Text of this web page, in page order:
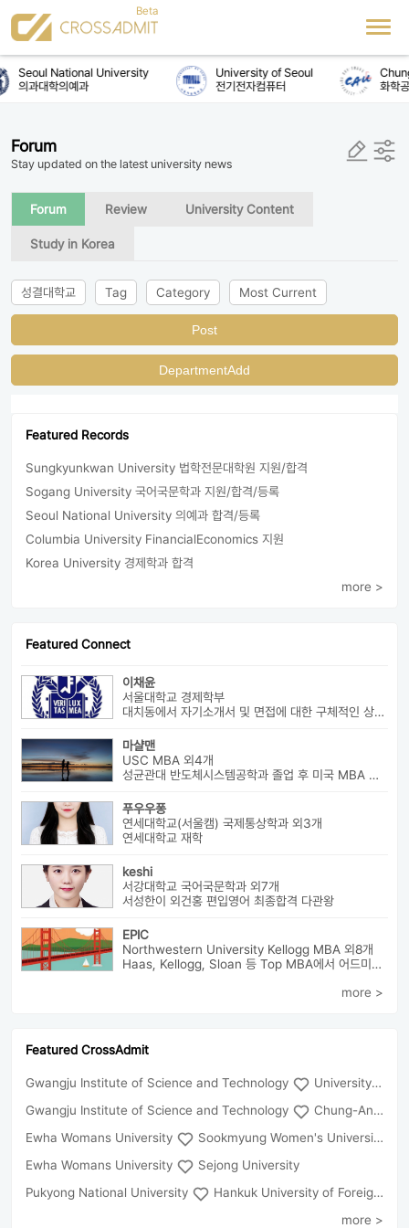
Seoul National University
의과대학의예과
University of Seoul
전기전자컴퓨터
화학
Forum
Stay updated on the latest university news
Forum Review University Content
Study in Korea
성결대학교 Tag Category Most Current
Post
DepartmentAdd
Featured Records
Sungkyunkwan University 법학전문대학원 지원/합격
Sogang University 국어국문학과 지원/합격/등록
Seoul National University 의예과 합격/등록
Columbia University FinancialEconomics 지원
Korea University 경제학과 합격
more >
Featured Connect
이채윤
서울대학교 경제학부
대치동에서 자기소개서 및 면접에 대한 구체적인 상담 진행하고 있습니다....
마샬맨
USC MBA 외4개
성균관대 반도체시스템공학과 졸업 후 미국 MBA 졸업하였습니다.
푸우우퐁
연세대학교(서울캠) 국제통상학과 외3개
연세대학교 재학
keshi
서강대학교 국어국문학과 외7개
서성한이 외건홍 편입영어 최종합격 다관왕
EPIC
Northwestern University Kellogg MBA 외8개
Haas, Kellogg, Sloan 등 Top MBA에서 어드미션을 받았으며 21년 가을...
more >
Featured CrossAdmit
Gwangju Institute of Science and Technology
University of Seoul
Gwangju Institute of Science and Technology
Chung-Ang University
Ewha Womans University
Sookmyung Women's University
Ewha Womans University
Sejong University
Pukyong National University
Hankuk University of Foreign Studies(Global Campus
more >